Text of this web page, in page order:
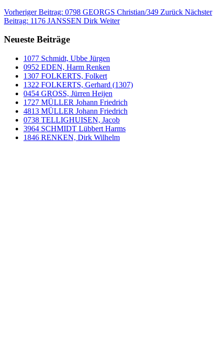
Vorheriger Beitrag: 0798 GEORGS Christian/349 Zurück Nächster
Beitrag: 1176 JANSSEN Dirk Weiter
Neueste Beiträge
1077 Schmidt, Ubbe Jürgen
0952 EDEN, Harm Renken
1307 FOLKERTS, Folkert
1322 FOLKERTS, Gerhard (1307)
0454 GROSS, Jürren Heijen
1727 MÜLLER Johann Friedrich
4813 MÜLLER Johann Friedrich
0738 TELLIGHUISEN, Jacob
3964 SCHMIDT Lübbert Harms
1846 RENKEN, Dirk Wilhelm